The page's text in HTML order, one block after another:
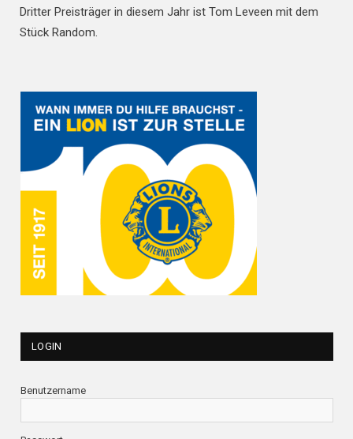
Dritter Preisträger in diesem Jahr ist Tom Leveen mit dem
Stück Random.
LOGIN
Benutzername